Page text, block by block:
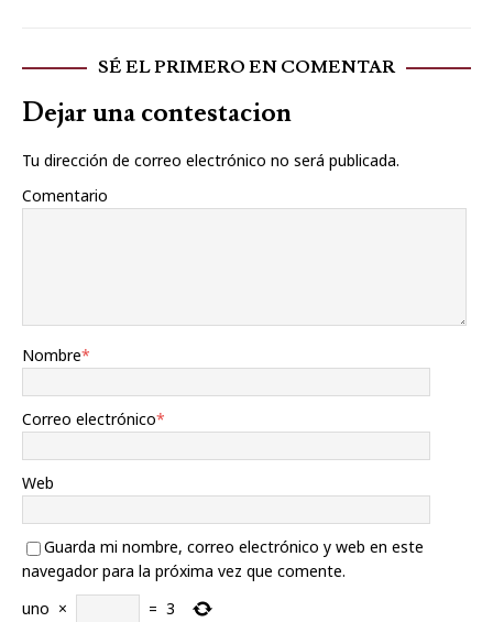
SÉ EL PRIMERO EN COMENTAR
Dejar una contestacion
Tu dirección de correo electrónico no será publicada.
Comentario
Nombre*
Correo electrónico*
Web
Guarda mi nombre, correo electrónico y web en este
navegador para la próxima vez que comente.
uno × = 3